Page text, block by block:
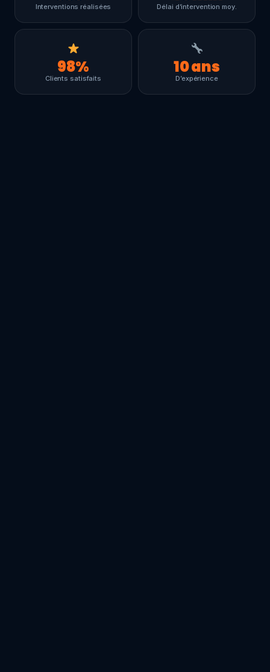
Interventions réalisées Délai d’intervention moy.
98%
Clients satisfaits
10ans
D’expérience